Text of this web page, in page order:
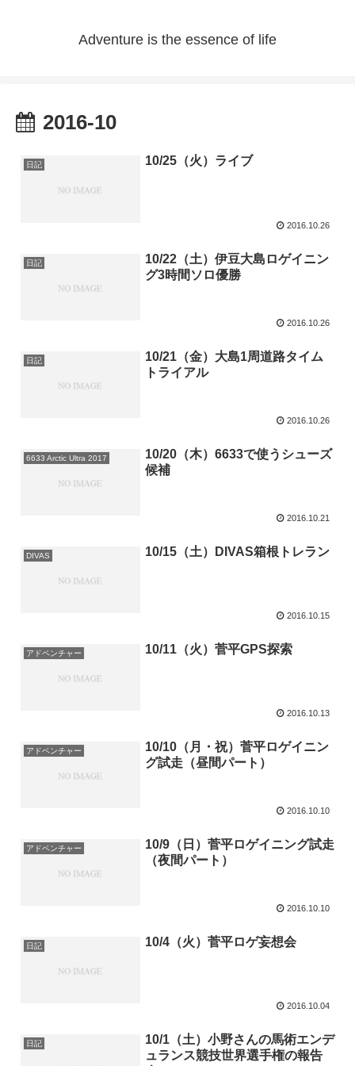
Adventure is the essence of life
2016-10
日記 10/25（火）ライブ
2016.10.26
日記
10/22（土）伊豆大島ロゲイニン
グ3時間ソロ優勝
2016.10.26
日記
10/21（金）大島1周道路タイム
トライアル
2016.10.26
6633 Arctic Ultra 2017
10/20（木）6633で使うシューズ
候補
2016.10.21
DIVAS 10/15（土）DIVAS箱根トレラン
2016.10.15
アドベンチャー 10/11（火）菅平GPS探索
2016.10.13
アドベンチャー
10/10（月・祝）菅平ロゲイニン
グ試走（昼間パート）
2016.10.10
アドベンチャー
10/9（日）菅平ロゲイニング試走
（夜間パート）
2016.10.10
日記 10/4（火）菅平ロゲ妄想会
2016.10.04
日記
10/1（土）小野さんの馬術エンデ
ュランス競技世界選手権の報告